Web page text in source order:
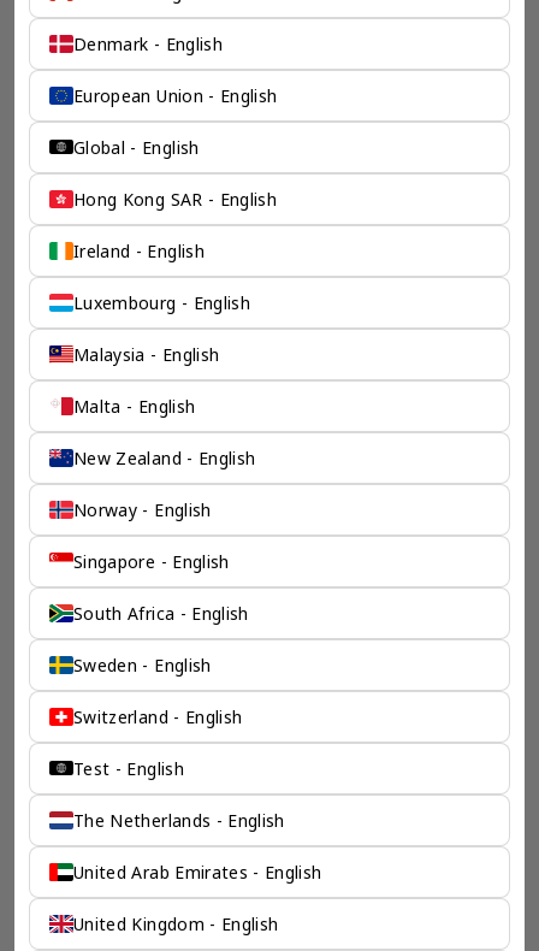
凭借其战略优势，我们可以将客户与全球市场的机遇联系起
来，并为21个行业的客户提供服务。
了解香港伦敦奕资咨询有限公司 >
Denmark - English
European Union - English
Global - English
Hong Kong SAR - English
Ireland - English
Luxembourg - English
Malaysia - English
Malta - English
New Zealand - English
Norway - English
Singapore - English
South Africa - English
Sweden - English
Switzerland - English
Test - English
The Netherlands - English
United Arab Emirates - English
United Kingdom - English